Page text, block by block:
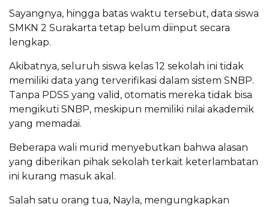
Sayangnya, hingga batas waktu tersebut, data siswa
SMKN 2 Surakarta tetap belum diinput secara
lengkap.
Akibatnya, seluruh siswa kelas 12 sekolah ini tidak
memiliki data yang terverifikasi dalam sistem SNBP.
Tanpa PDSS yang valid, otomatis mereka tidak bisa
mengikuti SNBP, meskipun memiliki nilai akademik
yang memadai.
Beberapa wali murid menyebutkan bahwa alasan
yang diberikan pihak sekolah terkait keterlambatan
ini kurang masuk akal.
Salah satu orang tua, Nayla, mengungkapkan